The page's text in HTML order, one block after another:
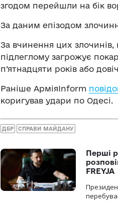
згодом перейшли на бік
За даним епізодом
За вчинення цих злочинів,
підлеглому загрожує
п’ятнадцяти років або
Раніше АрміяInform
коригував удари по Одесі.
ДБР СПРАВИ МАЙДАНУ
Перші
FREYJA